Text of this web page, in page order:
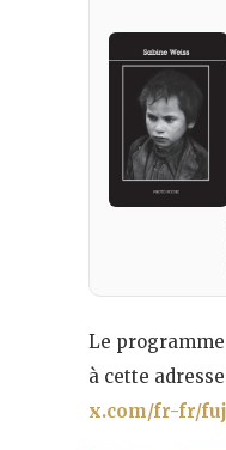
Le
à cette
x.com/fr-fr/